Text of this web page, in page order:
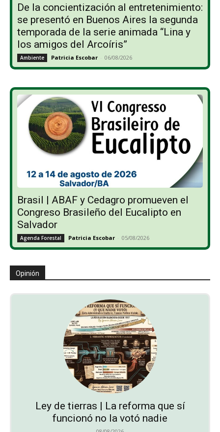
De la concientización al entretenimiento:
se presentó en Buenos Aires la segunda
temporada de la serie animada “Lina y
los amigos del Arcoíris”
Ambiente Patricia Escobar - 06/08/2026
Brasil | ABAF y Cedagro promueven el
Congreso Brasileño del Eucalipto en
Salvador
Agenda Forestal Patricia Escobar - 05/08/2026
Opinión
Ley de tierras | La reforma que sí
funcionó no la votó nadie